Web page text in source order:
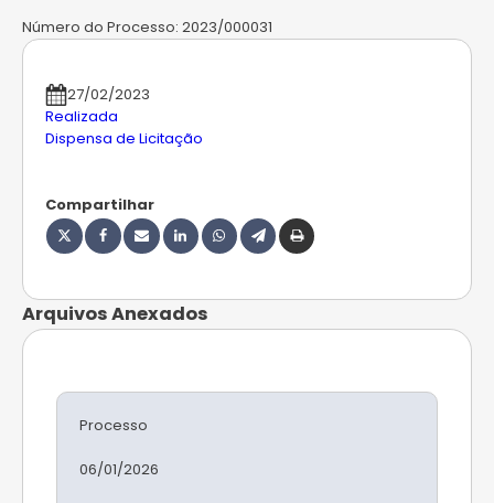
Número do Processo: 2023/000031
27/02/2023
Realizada
Dispensa de Licitação
Compartilhar
Arquivos Anexados
Processo
06/01/2026